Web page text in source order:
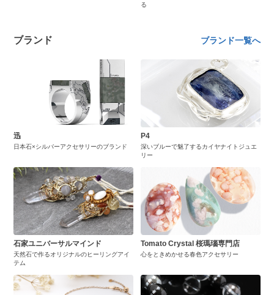
る
ブランド ブランド一覧へ
迅
日本石×シルバーアクセサリーのブランド
P4
深いブルーで魅了するカイヤナイトジュエ
リー
石家ユニバーサルマインド
天然石で作るオリジナルのヒーリングアイ
テム
Tomato Crystal 桜瑪瑙専門店
心をときめかせる春色アクセサリー